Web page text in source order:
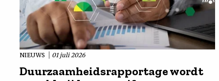
NIEUWS 01 juli 2026
Duurzaamheidsrapportage wordt